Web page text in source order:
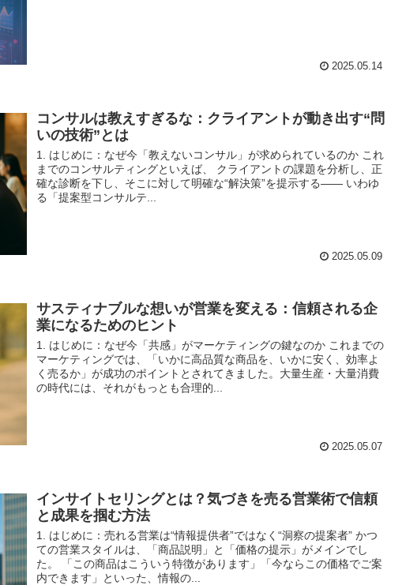
2025.05.14
コンサルは教えすぎるな：クライアントが動き出す“問
いの技術”とは
1. はじめに：なぜ今「教えないコンサル」が求められているのか これ
までのコンサルティングといえば、 クライアントの課題を分析し、正
確な診断を下し、そこに対して明確な“解決策”を提示する―― いわゆ
る「提案型コンサルテ...
2025.05.09
サスティナブルな想いが営業を変える：信頼される企
業になるためのヒント
1. はじめに：なぜ今「共感」がマーケティングの鍵なのか これまでの
マーケティングでは、「いかに高品質な商品を、いかに安く、効率よ
く売るか」が成功のポイントとされてきました。大量生産・大量消費
の時代には、それがもっとも合理的...
2025.05.07
インサイトセリングとは？気づきを売る営業術で信頼
と成果を掴む方法
1. はじめに：売れる営業は“情報提供者”ではなく“洞察の提案者” かつ
ての営業スタイルは、「商品説明」と「価格の提示」がメインでし
た。 「この商品はこういう特徴があります」「今ならこの価格でご案
内できます」といった、情報の...